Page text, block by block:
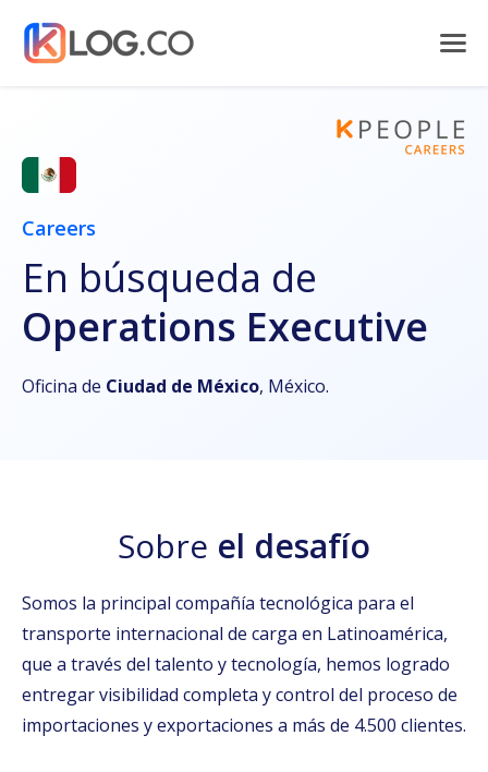
Careers
En búsqueda de
Operations Executive
Oficina de Ciudad de México, México.
Sobre el desafío
Somos la principal compañía tecnológica para el
transporte internacional de carga en Latinoamérica,
que a través del talento y tecnología, hemos logrado
entregar visibilidad completa y control del proceso de
importaciones y exportaciones a más de 4.500 clientes.